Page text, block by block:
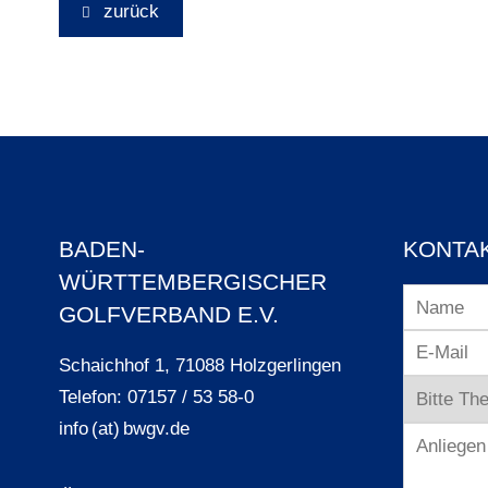
zurück
BADEN-
WÜRTTEMBERGISCHER
GOLFVERBAND E.V.
Schaichhof 1, 71088 Holzgerlingen
Telefon: 07157 / 53 58-0
info (at) bwgv.de